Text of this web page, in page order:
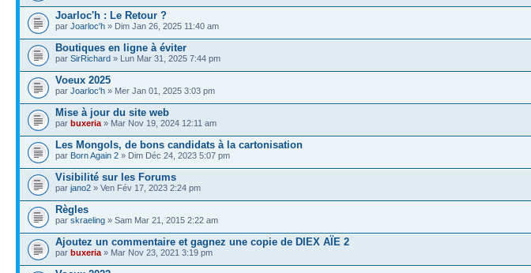
Joarloc'h : Le Retour ?
par Joarloc'h » Dim Jan 26, 2025 11:40 am
Boutiques en ligne à éviter
par SirRichard » Lun Mar 31, 2025 7:44 pm
Voeux 2025
par Joarloc'h » Mer Jan 01, 2025 3:03 pm
Mise à jour du site web
par buxeria » Mar Nov 19, 2024 12:11 am
Les Mongols, de bons candidats à la cartonisation
par Born Again 2 » Dim Déc 24, 2023 5:07 pm
Visibilité sur les Forums
par jano2 » Ven Fév 17, 2023 2:24 pm
Règles
par skraeling » Sam Mar 21, 2015 2:22 am
Ajoutez un commentaire et gagnez une copie de DIEX AÏE 2
par buxeria » Mar Nov 23, 2021 3:19 pm